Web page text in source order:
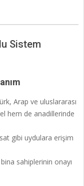
Sistem
Arap ve uluslararası
hem de anadillerinde
gibi uydulara erişim
sahiplerinin onayı